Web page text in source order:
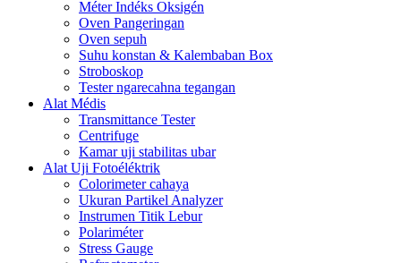
Méter Indéks Oksigén
Oven Pangeringan
Oven sepuh
Suhu konstan & Kalembaban Box
Stroboskop
Tester ngarecahna tegangan
Alat Médis
Transmittance Tester
Centrifuge
Kamar uji stabilitas ubar
Alat Uji Fotoéléktrik
Colorimeter cahaya
Ukuran Partikel Analyzer
Instrumen Titik Lebur
Polariméter
Stress Gauge